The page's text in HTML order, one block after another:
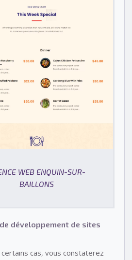
WEB ENQUIN-SUR-
BAILLONS
développement de sites
certains cas, vous constaterez